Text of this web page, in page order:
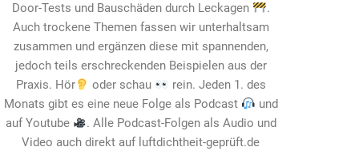
Door-Tests und Bauschäden durch Leckagen
.
Auch trockene Themen fassen wir unterhaltsam
zusammen und ergänzen diese mit spannenden,
jedoch teils erschreckenden Beispielen aus der
Praxis. Hör
oder schau
rein. Jeden 1. des
Monats gibt es eine neue Folge als Podcast
und
auf Youtube
. Alle Podcast-Folgen als Audio und
Video auch direkt auf luftdichtheit-geprüft.de